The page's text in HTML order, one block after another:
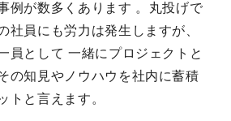
例が数多くあります 。丸投げで
社員にも労力は発生しますが、
員として 一緒にプロジェクトと
の知見やノウハウを社内に蓄積
トと言えます。